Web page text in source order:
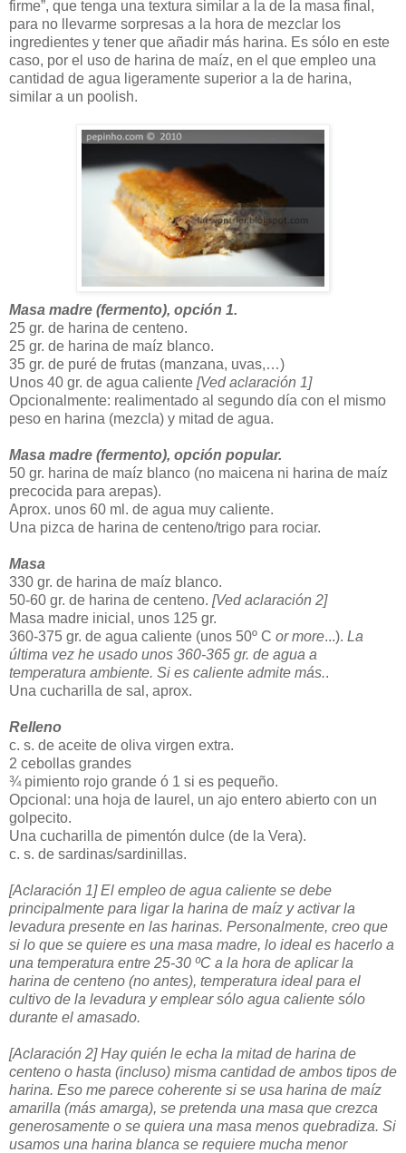
firme”, que tenga una textura similar a la de la masa final,
para no llevarme sorpresas a la hora de mezclar los
ingredientes y tener que añadir más harina. Es sólo en este
caso, por el uso de harina de maíz, en el que empleo una
cantidad de agua ligeramente superior a la de harina,
similar a un poolish.
Masa madre (fermento), opción 1.
25 gr. de harina de centeno.
25 gr. de harina de maíz blanco.
35 gr. de puré de frutas (manzana, uvas,…)
Unos 40 gr. de agua caliente [Ved aclaración 1]
Opcionalmente: realimentado al segundo día con el mismo
peso en harina (mezcla) y mitad de agua.
Masa madre (fermento), opción popular.
50 gr. harina de maíz blanco (no maicena ni harina de maíz
precocida para arepas).
Aprox. unos 60 ml. de agua muy caliente.
Una pizca de harina de centeno/trigo para rociar.
Masa
330 gr. de harina de maíz blanco.
50-60 gr. de harina de centeno. [Ved aclaración 2]
Masa madre inicial, unos 125 gr.
360-375 gr. de agua caliente (unos 50º C or more...). La
última vez he usado unos 360-365 gr. de agua a
temperatura ambiente. Si es caliente admite más..
Una cucharilla de sal, aprox.
Relleno
c. s. de aceite de oliva virgen extra.
2 cebollas grandes
¾ pimiento rojo grande ó 1 si es pequeño.
Opcional: una hoja de laurel, un ajo entero abierto con un
golpecito.
Una cucharilla de pimentón dulce (de la Vera).
c. s. de sardinas/sardinillas.
[Aclaración 1] El empleo de agua caliente se debe
principalmente para ligar la harina de maíz y activar la
levadura presente en las harinas. Personalmente, creo que
si lo que se quiere es una masa madre, lo ideal es hacerlo a
una temperatura entre 25-30 ºC a la hora de aplicar la
harina de centeno (no antes), temperatura ideal para el
cultivo de la levadura y emplear sólo agua caliente sólo
durante el amasado.
[Aclaración 2] Hay quién le echa la mitad de harina de
centeno o hasta (incluso) misma cantidad de ambos tipos de
harina. Eso me parece coherente si se usa harina de maíz
amarilla (más amarga), se pretenda una masa que crezca
generosamente o se quiera una masa menos quebradiza. Si
usamos una harina blanca se requiere mucha menor